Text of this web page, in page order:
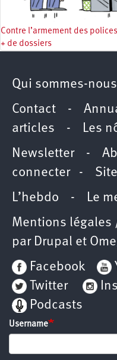
Contre l’armement des
+ de dossiers
Qui sommes-nous
Contact -
articles - Les
Newsletter-
connecter-
L’hebdo - Le
Mentions légales
par Drupal et
Facebook
Twitter
Podcasts
Username